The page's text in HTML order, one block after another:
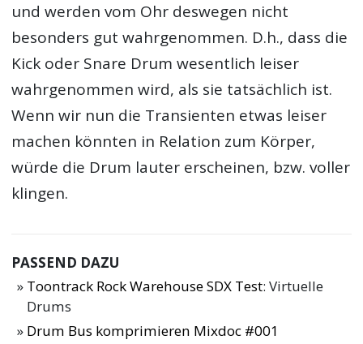
und werden vom Ohr deswegen nicht
besonders gut wahrgenommen. D.h., dass die
Kick oder Snare Drum wesentlich leiser
wahrgenommen wird, als sie tatsächlich ist.
Wenn wir nun die Transienten etwas leiser
machen könnten in Relation zum Körper,
würde die Drum lauter erscheinen, bzw. voller
klingen.
PASSEND DAZU
Toontrack Rock Warehouse SDX Test: Virtuelle
Drums
Drum Bus komprimieren Mixdoc #001